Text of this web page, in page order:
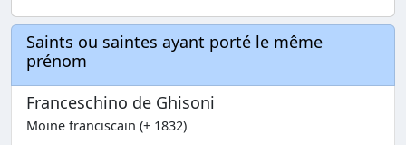
Saints ou saintes ayant porté le même
prénom
Franceschino de Ghisoni
Moine franciscain (+ 1832)